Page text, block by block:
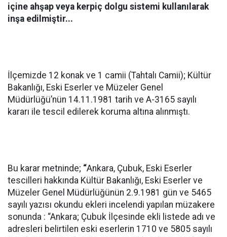
içine ahşap veya kerpiç dolgu sistemi kullanılarak
inşa edilmiştir...
İlçemizde 12 konak ve 1 camii (Tahtalı Camii); Kültür
Bakanlığı, Eski Eserler ve Müzeler Genel
Müdürlüğü’nün 14.11.1981 tarih ve A-3165 sayılı
kararı ile tescil edilerek koruma altına alınmıştı.
Bu karar metninde; “Ankara, Çubuk, Eski Eserler
tescilleri hakkında Kültür Bakanlığı, Eski Eserler ve
Müzeler Genel Müdürlüğünün 2.9.1981 gün ve 5465
sayılı yazısı okundu ekleri incelendi yapılan müzakere
sonunda : “Ankara; Çubuk İlçesinde ekli listede adı ve
adresleri belirtilen eski eserlerin 1710 ve 5805 sayılı